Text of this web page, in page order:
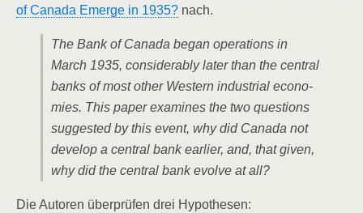
of Cana­da Emer­ge in 1935? nach.
The Bank of Cana­da began ope­ra­ti­ons in
March 1935, con­sider­a­b­ly later than the cen­tral
banks of most other Wes­tern indus­tri­al eco­no­
mies. This paper exami­nes the two ques­ti­ons
sug­gested by this event, why did Cana­da not
deve­lop a cen­tral bank ear­lier, and, that given,
why did the cen­tral bank evol­ve at all?
Die Autoren über­prü­fen drei Hypothesen: